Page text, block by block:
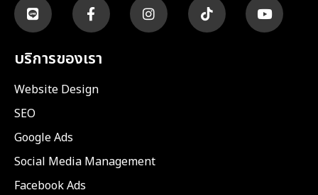
บริการของเรา
Website Design
SEO
Google Ads
Social Media Management
Facebook Ads